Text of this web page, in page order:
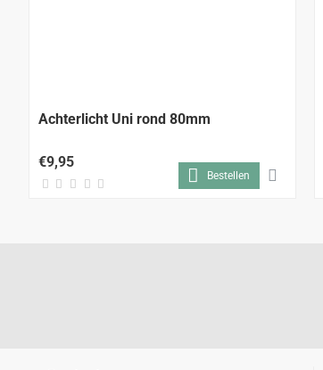
Achterlicht Uni rond 80mm
€9,95
Bestellen